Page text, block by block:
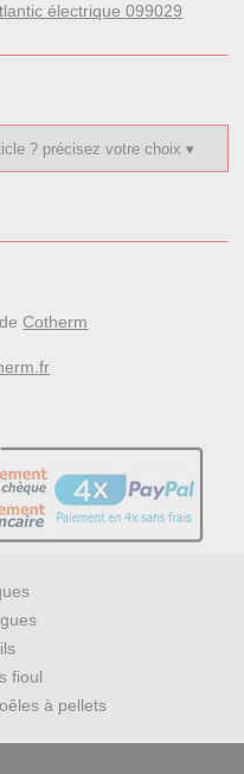
électrique 099029
deCotherm
fioul
à pellets